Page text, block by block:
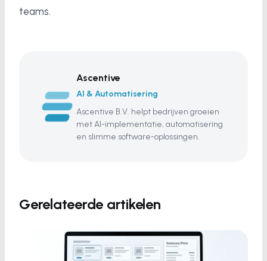
teams.
Ascentive
AI & Automatisering
Ascentive B.V. helpt bedrijven groeien
met AI-implementatie, automatisering
en slimme software-oplossingen.
Gerelateerde artikelen